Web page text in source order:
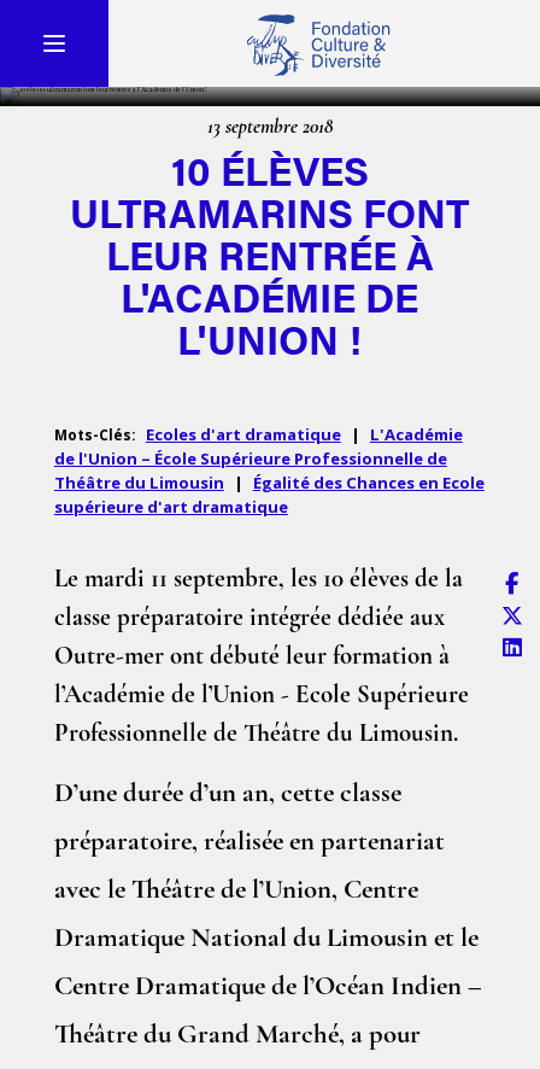
13 septembre 2018
10 ÉLÈVES
ULTRAMARINS FONT
LEUR RENTRÉE À
L'ACADÉMIE DE
L'UNION !
Mots-Clés: Ecoles d'art dramatique |
L'Académie
de l'Union – École Supérieure Professionnelle de
Théâtre du Limousin
|
Égalité des Chances en Ecole
supérieure d'art dramatique
Le mardi 11 septembre, les 10 élèves de la
classe préparatoire intégrée dédiée aux
Outre-mer ont débuté leur formation à
l’Académie de l’Union - Ecole Supérieure
Professionnelle de Théâtre du Limousin.
D’une durée d’un an, cette classe
préparatoire, réalisée en partenariat
avec le Théâtre de l’Union, Centre
Dramatique National du Limousin et le
Centre Dramatique de l’Océan Indien –
Théâtre du Grand Marché, a pour